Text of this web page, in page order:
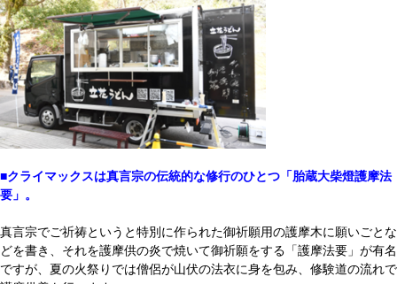
■クライマックスは真言宗の伝統的な修行のひとつ「胎蔵大柴燈護摩法
要」。
真言宗でご祈祷というと特別に作られた御祈願用の護摩木に願いごとな
どを書き、それを護摩供の炎で焼いて御祈願をする「護摩法要」が有名
ですが、夏の火祭りでは僧侶が山伏の法衣に身を包み、修験道の流れで